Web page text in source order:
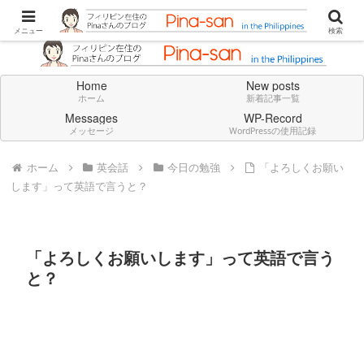
Don't think deeply. Feel always in English.
Home
ホーム
New posts
新着記事一覧
Messages
メッセージ
WP-Record
WordPressの使用記録
ホーム 英会話 今日の勉強
「よろしくお願い
します」って英語で言うと？
「よろしくお願いします」って英語で言う
と？
メニュー 検索